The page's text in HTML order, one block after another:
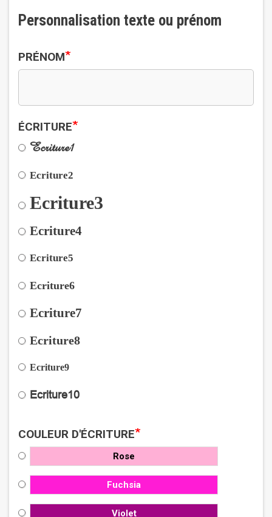
Personnalisation texte ou prénom
PRÉNOM*
ÉCRITURE*
Ecriture1
Ecriture2
Ecriture3
Ecriture4
Ecriture5
Ecriture6
Ecriture7
Ecriture8
Ecriture9
Ecriture10
COULEUR D'ÉCRITURE*
Rose
Fuchsia
Violet